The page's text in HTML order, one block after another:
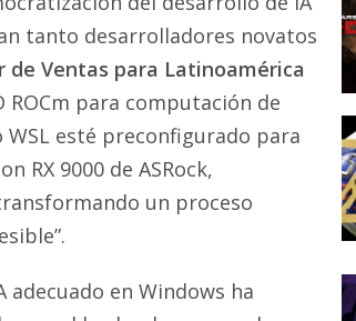
tanto desarrolladores novatos
de Ventas para Latinoamérica
ROCm para computación de
esté preconfigurado para
RX 9000 de ASRock,
un proceso
en Windows ha